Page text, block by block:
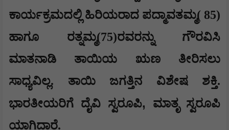
ಕಾರ್ಯಕ್ರಮದಲ್ಲಿ ಹಿರಿಯರಾದ ಪದ್ಮಾವತಮ್ಮ( 85)
ಹಾಗೂ ರತ್ನಮ್ಮ(75)ರವರನ್ನು ಗೌರವಿಸಿ
ಮಾತನಾಡಿ ತಾಯಿಯ ಋಣ ತೀರಿಸಲು
ಸಾಧ್ಯವಿಲ್ಲ. ತಾಯಿ ಜಗತ್ತಿನ ವಿಶೇಷ ಶಕ್ತಿ.
ಭಾರತೀಯರಿಗೆ ದೈವಿ ಸ್ವರೂಪಿ, ಮಾತೃ ಸ್ವರೂಪಿ
ಯಾಗಿದ್ದಾರೆ.